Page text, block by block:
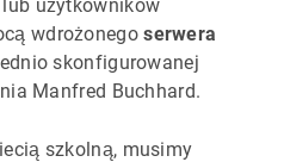
użytkowników
wdrożonegoserwera
skonfigurowanej
Manfred Buchhard.
szkolną, musimy